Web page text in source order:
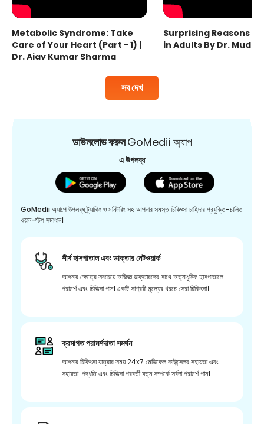
সব দেখ
Metabolic Syndrome: Take
Care of Your Heart (Part - 1) |
Dr. Ajay Kumar Sharma
Surprising Reasons
in Adults By Dr.
ডাউনলোড করুনGoMedii অ্যাপ
এ উপলব্ধ
GoMedii অ্যাপে উপলব্ধ ট্র্যাকিং ও মনিটরিং সহ আপনার সমস্ত চিকিৎসা চাহিদার প্রযুক্তি-চালিত
ওয়ান-স্টপ সমাধান।
শীর্ষ হাসপাতাল এবং ডাক্তার নেটওয়ার্ক
আপনার ক্ষেত্রে সবচেয়ে অভিজ্ঞ ডাক্তারদের সাথে অত্যাধুনিক হাসপাতালে
পরামর্শ এবং চিকিত্সা পান। একটি সাশ্রয়ী মূল্যের খরচে সেরা চিকিৎসা।
ক্রমাগত পরামর্শদাতা সমর্থন
আপনার চিকিৎসা যাত্রার সময় 24x7 মেডিকেল কাউন্সেলর সহায়তা এবং
সহায়তা। পদ্ধতি এবং চিকিত্সা পরবর্তী যত্ন সম্পর্কে সর্বদা পরামর্শ পান।